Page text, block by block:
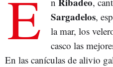
E
Sargadelos,
la mar, los
casco las
En las canículas de alivio